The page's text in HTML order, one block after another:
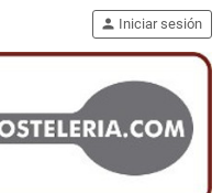
person Iniciar sesión